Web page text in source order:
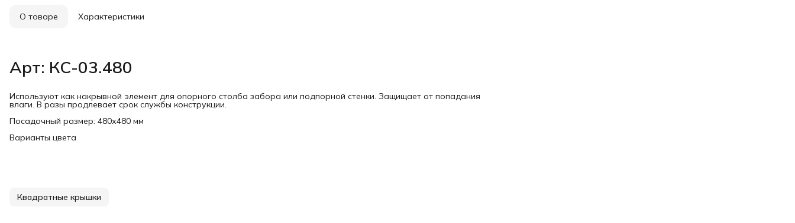
О товаре Характеристики
Арт: КС-03.480
Используют как накрывной элемент для опорного столба забора или подпорной стенки. Защищает от попадания
влаги. В разы продлевает срок службы конструкции.
Посадочный размер: 480х480 мм
Варианты цвета
Квадратные крышки